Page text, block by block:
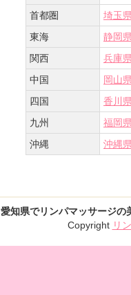
首都圏
埼玉
東海
静岡
関西
兵庫
中国
岡山
四国
香川
九州
福岡
沖縄
沖縄
愛知県でリンパマッサージの
Copyright リ